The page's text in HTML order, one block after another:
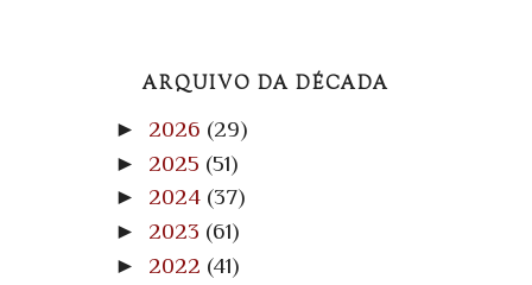
ARQUIVO DA DÉCADA
► 2026 (29)
► 2025 (51)
► 2024 (37)
► 2023 (61)
► 2022 (41)